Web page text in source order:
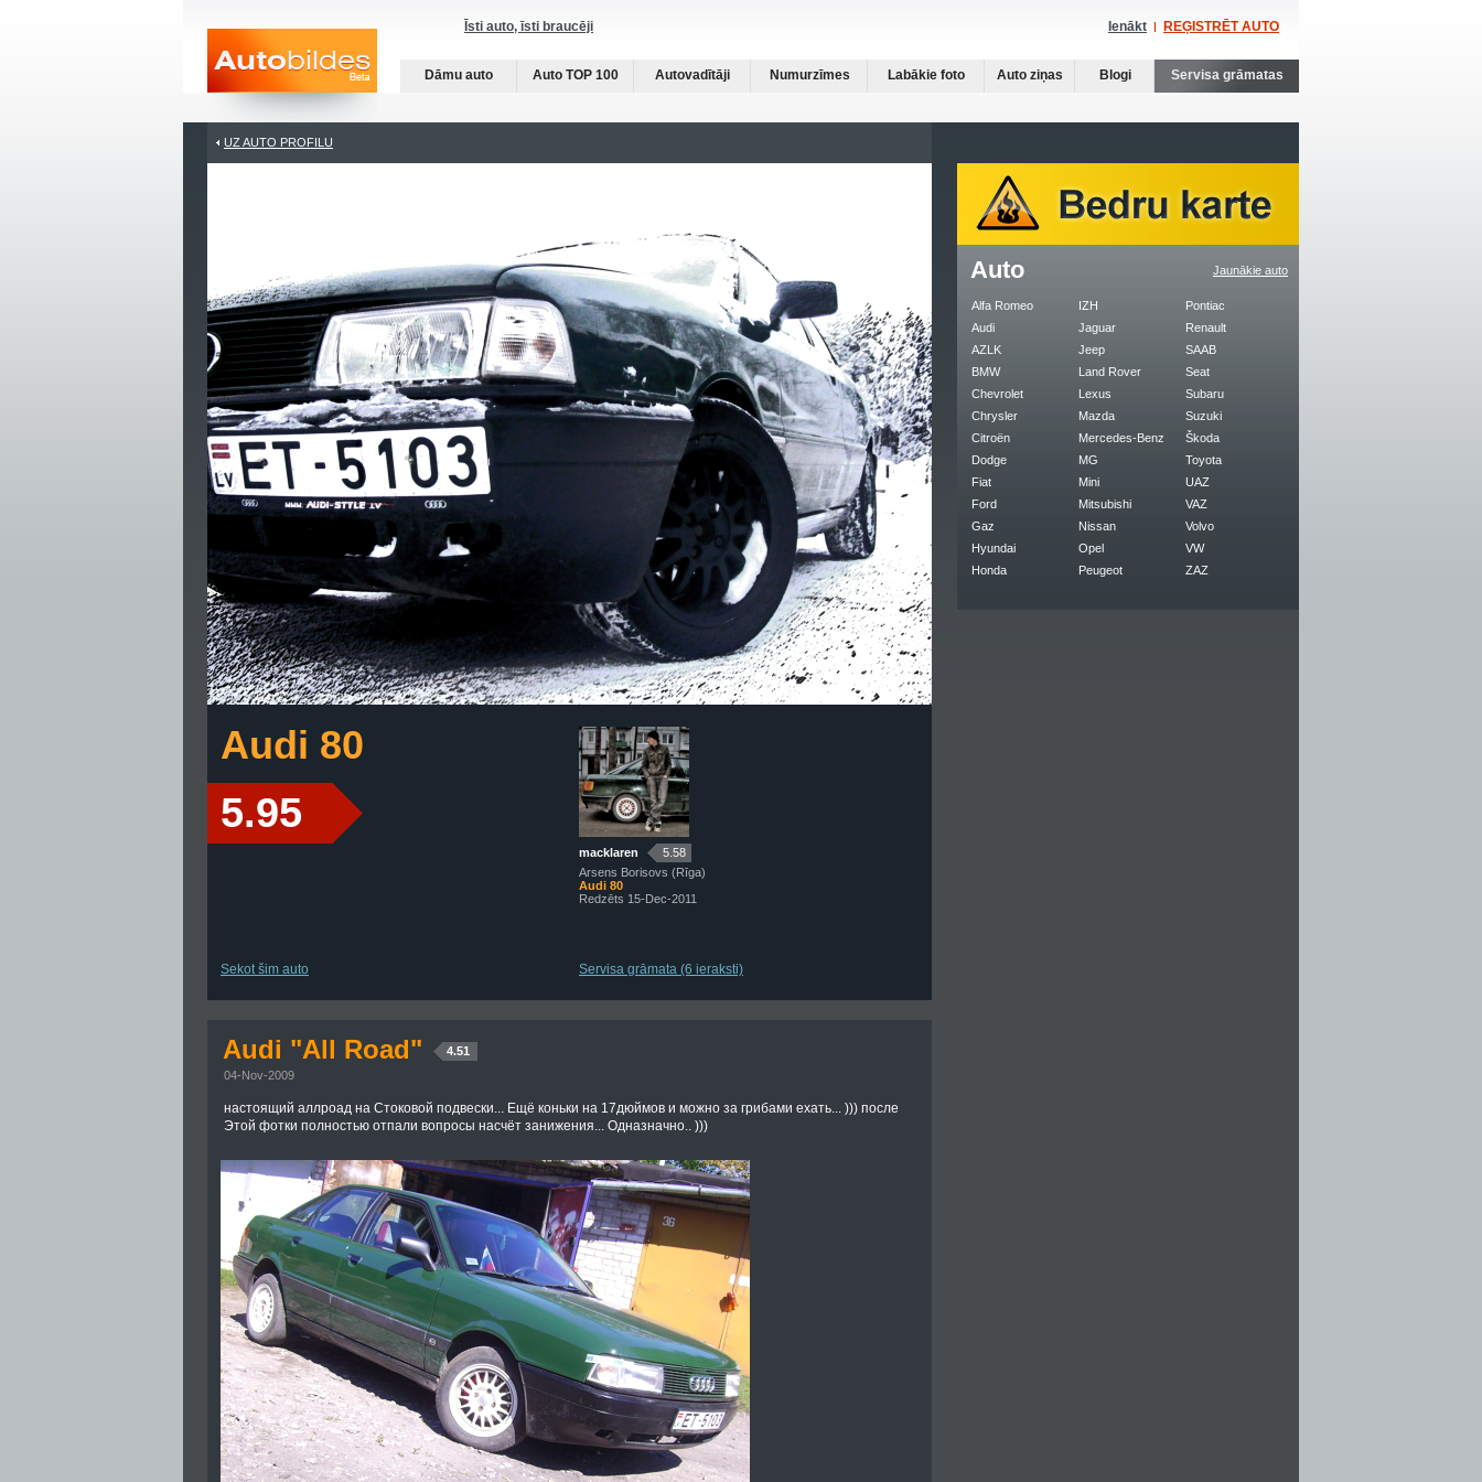
Īsti auto, īsti braucēji Ienākt REĢISTRĒT AUTO
Dāmu auto Auto TOP 100 Autovadītāji Numurzīmes Labākie foto Auto ziņas Blogi Servisa grāmatas
UZ AUTO PROFILU
Audi 80
5.95
Sekot šim auto
macklaren
5.58
Arsens Borisovs (Rīga)
Audi 80
Redzēts 15-Dec-2011
Servisa grāmata (6 ieraksti)
Audi "All Road"
4.51
04-Nov-2009
настоящий аллроад на Стоковой подвески... Ещё коньки на 17дюймов и можно за грибами ехать... ))) после
Этой фотки полностью отпали вопросы насчёт занижения... Одназначно.. )))
Jaunākie auto
Auto
Alfa Romeo
Audi
AZLK
BMW
Chevrolet
Chrysler
Citroën
Dodge
Fiat
Ford
Gaz
Hyundai
Honda
IZH
Jaguar
Jeep
Land Rover
Lexus
Mazda
Mercedes-Benz
MG
Mini
Mitsubishi
Nissan
Opel
Peugeot
Pontiac
Renault
SAAB
Seat
Subaru
Suzuki
Škoda
Toyota
UAZ
VAZ
Volvo
VW
ZAZ